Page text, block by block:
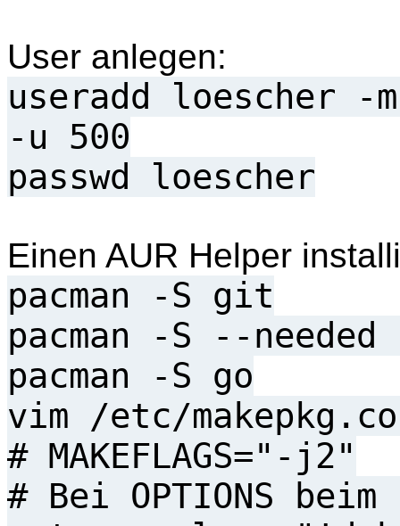
User anlegen:
useradd loescher -
-u 500
passwd loescher
Einen AUR Helper
pacman -S git
pacman -S --
pacman -S go
vim /etc/
# MAKEFLAGS="-j2"
# Bei OPTIONS